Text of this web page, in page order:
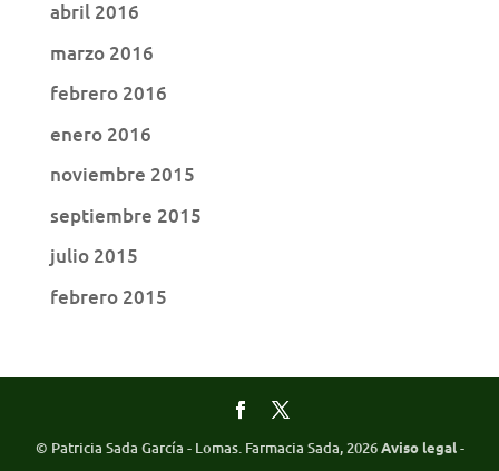
abril 2016
marzo 2016
febrero 2016
enero 2016
noviembre 2015
septiembre 2015
julio 2015
febrero 2015
© Patricia Sada García - Lomas. Farmacia Sada, 2026Aviso legal-